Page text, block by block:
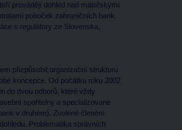
provádějí dohled nad mateřskými
poboček zahraničních bank,
s regulátory ze Slovenska,
přizpůsobit organizační strukturu
koncepce. Od počátku roku 2002
do dvou odborů, které vždy
spořitelny a specializované
v druhém). Zvolené členění
Problematika správních